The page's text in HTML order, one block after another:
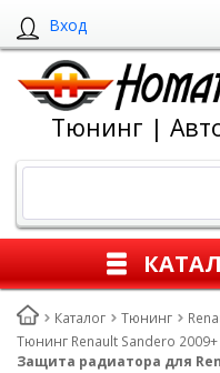
Вход
Тюнинг |
Каталог Тюнинг
Тюнинг Renault Sandero
Защита радиатора для